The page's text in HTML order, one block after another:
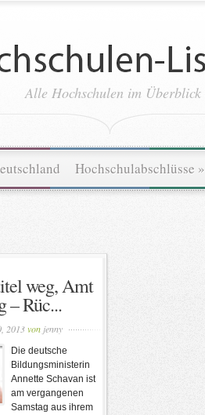
Alle Hochschulen im Überblick
Hochschulabschlüsse »
weg, Amt
– Rüc...
2013von jenny
Die deutsche
Bildungsministerin
Annette Schavan ist
am vergangenen
Samstag aus ihrem